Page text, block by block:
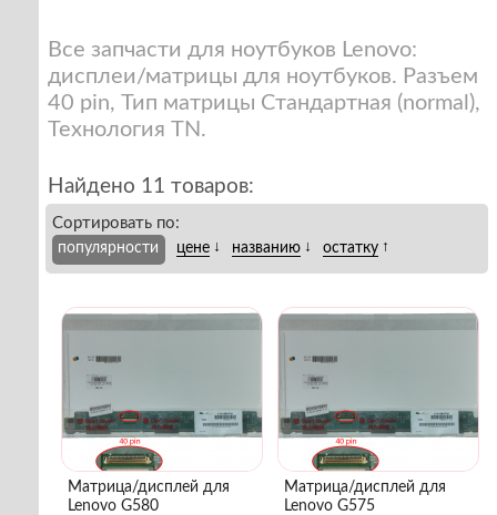
Все запчасти для ноутбуков Lenovo:
дисплеи/матрицы для ноутбуков. Разъем
40 pin, Тип матрицы Стандартная (normal),
Технология TN.
Найдено 11 товаров:
Сортировать по:
популярности цене ↓ названию ↓ остатку ↑
Матрица/дисплей для
Lenovo G580
Матрица/дисплей для
Lenovo G575